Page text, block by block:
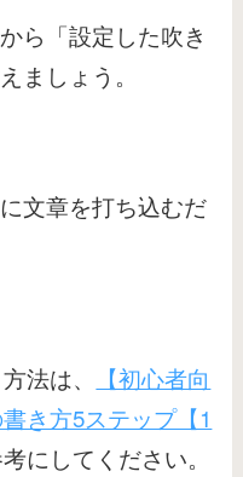
ら「設定した吹き
ましょう。
文章を打ち込むだ
法は、
【初心者向
き方5ステップ【1
にしてください。